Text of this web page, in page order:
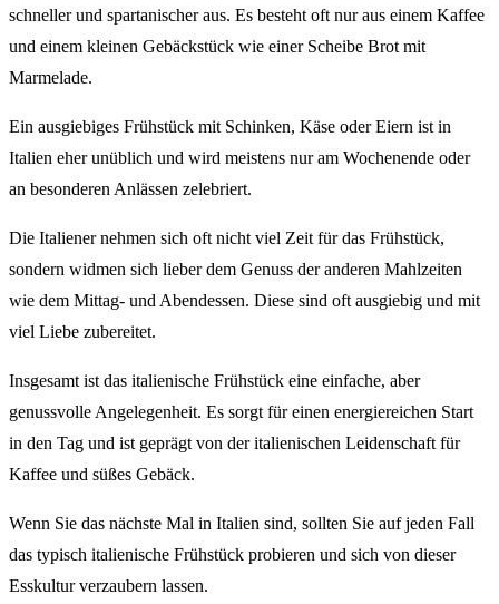
schneller und spartanischer aus. Es besteht oft nur aus einem Kaffee
und einem kleinen Gebäckstück wie einer Scheibe Brot mit
Marmelade.
Ein ausgiebiges Frühstück mit Schinken, Käse oder Eiern ist in
Italien eher unüblich und wird meistens nur am Wochenende oder
an besonderen Anlässen zelebriert.
Die Italiener nehmen sich oft nicht viel Zeit für das Frühstück,
sondern widmen sich lieber dem Genuss der anderen Mahlzeiten
wie dem Mittag- und Abendessen. Diese sind oft ausgiebig und mit
viel Liebe zubereitet.
Insgesamt ist das italienische Frühstück eine einfache, aber
genussvolle Angelegenheit. Es sorgt für einen energiereichen Start
in den Tag und ist geprägt von der italienischen Leidenschaft für
Kaffee und süßes Gebäck.
Wenn Sie das nächste Mal in Italien sind, sollten Sie auf jeden Fall
das typisch italienische Frühstück probieren und sich von dieser
Esskultur verzaubern lassen.